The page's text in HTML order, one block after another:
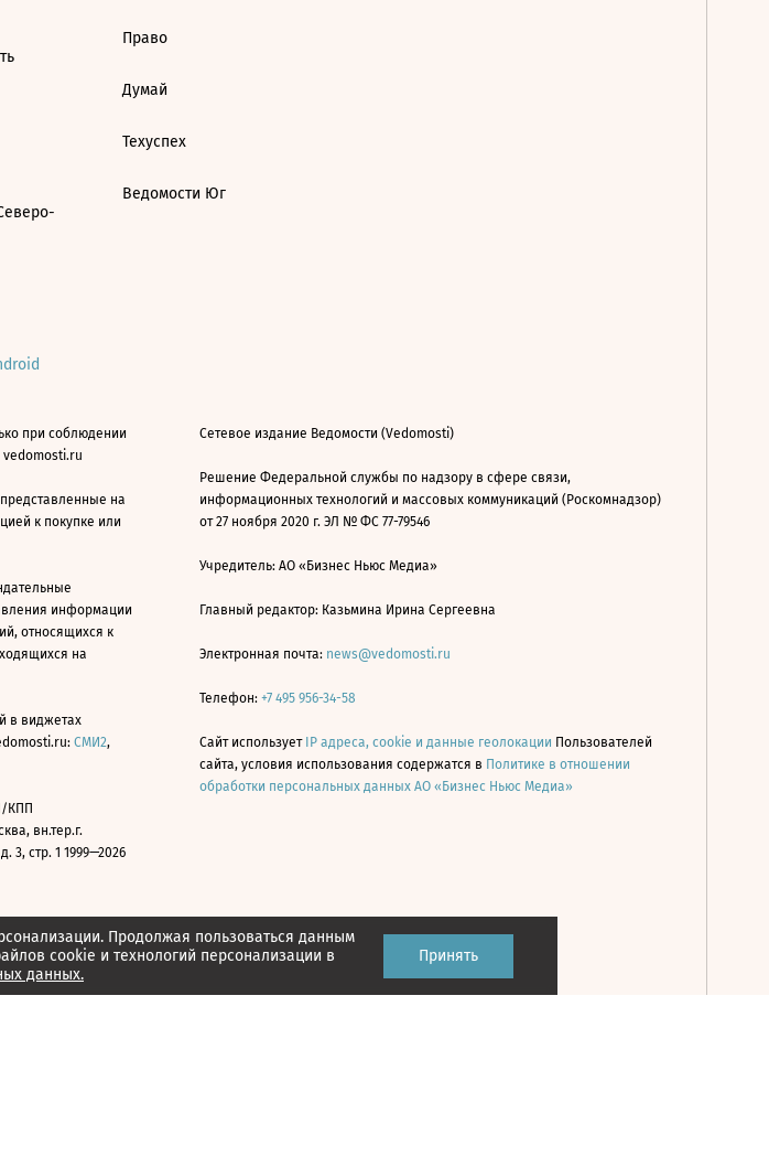
Продолжая пользоваться данным
cookie и технологий персонализации в
данных.
Принять
Право
Думай
Техуспех
Ведомости Юг
при соблюдении
vedomosti.ru
на
к покупке или
информации
относящихся к
на
в виджетах
СМИ2,
КПП
вн.тер.г.
стр. 1 1999—2026
Сетевое издание Ведомости (Vedomosti)
Решение Федеральной службы по надзору в сфере связи,
информационных технологий и массовых коммуникаций (Роскомнадзор)
от 27 ноября 2020 г. ЭЛ № ФС 77-79546
Учредитель: АО «Бизнес Ньюс Медиа»
Главный редактор: Казьмина Ирина Сергеевна
Электронная почта: news@vedomosti.ru
Телефон: +7 495 956-34-58
Сайт использует IP адреса, cookie и данные геолокации Пользователей
сайта, условия использования содержатся в Политике в отношении
обработки персональных данных АО «Бизнес Ньюс Медиа»